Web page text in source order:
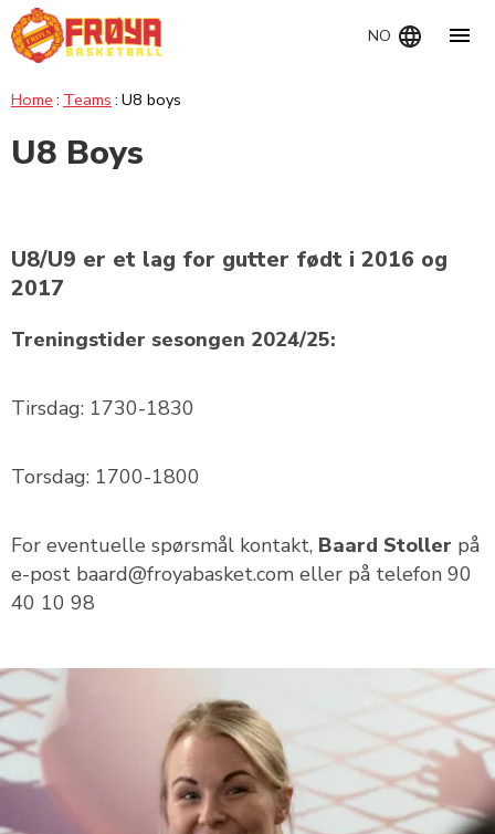
NO
Home Teams U8 boys
U8 Boys
U8/U9 er et lag for gutter født i 2016 og
2017
Treningstider sesongen 2024/25:
Tirsdag: 1730-1830
Torsdag: 1700-1800
For eventuelle spørsmål kontakt, Baard Stoller på
e-post baard@froyabasket.com eller på telefon 90
40 10 98